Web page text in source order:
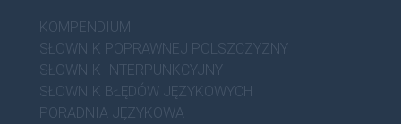
KOMPENDIUM
SŁOWNIK POPRAWNEJ POLSZCZYZNY
SŁOWNIK INTERPUNKCYJNY
SŁOWNIK BŁĘDÓW JĘZYKOWYCH
PORADNIA JĘZYKOWA